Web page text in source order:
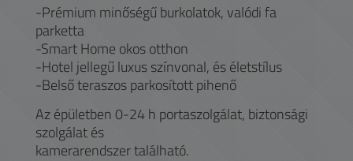
-Prémium minőségű burkolatok, valódi fa
parketta
-Smart Home okos otthon
-Hotel jellegű luxus színvonal, és életstílus
-Belső teraszos parkosított pihenő
Az épületben 0-24 h portaszolgálat, biztonsági
szolgálat és
kamerarendszer található.